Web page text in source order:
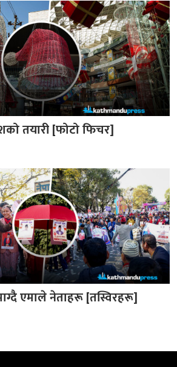
तयारी [फोटो फिचर]
एमाले नेताहरू [तस्विरहरू]